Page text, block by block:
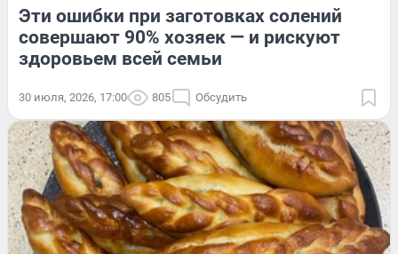
Эти ошибки при заготовках солений
совершают 90% хозяек — и рискуют
здоровьем всей семьи
30 июля, 2026, 17:00 805 Обсудить